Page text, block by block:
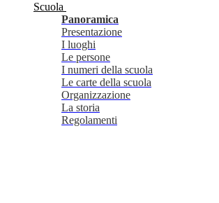
Scuola
Panoramica
Presentazione
I luoghi
Le persone
I numeri della scuola
Le carte della scuola
Organizzazione
La storia
Regolamenti